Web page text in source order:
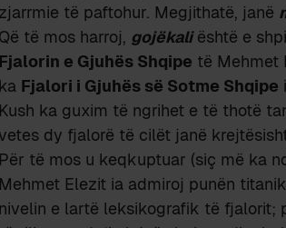
zjarrmie të paftohur. Megjithatë, janë
Që të mos harroj, gojëkaliështë e
Fjalorin e Gjuhës Shqipe të Mehmet
ka Fjalori i Gjuhës së Sotme Shqipe
Kush ka guxim të ngrihet e të thotë
dy fjalorë të cilët janë
Për të mos u keqkuptuar (siç më ka
Mehmet Elezit ia admiroj punën
nivelin e lartë leksikografik të fjalorit;